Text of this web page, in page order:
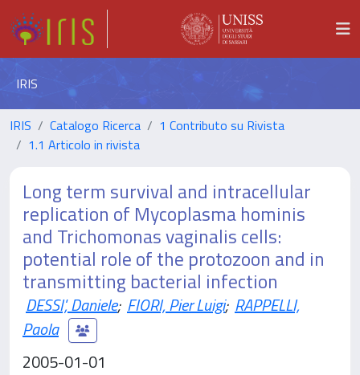
IRIS
IRIS Catalogo Ricerca
1 Contributo su Rivista
1.1 Articolo in rivista
Long term survival and intracellular
replication of Mycoplasma hominis
and Trichomonas vaginalis cells:
potential role of the protozoon and in
transmitting bacterial infection
DESSI', Daniele; FIORI, Pier Luigi; RAPPELLI,
Paola
2005-01-01